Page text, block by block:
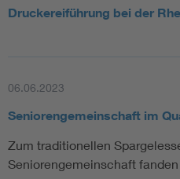
Druckereiführung bei der
06.06.2023
Seniorengemeinschaft im
Zum traditionellen
Seniorengemeinschaft